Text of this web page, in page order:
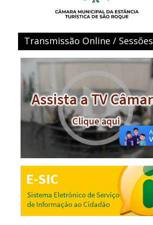
Transmissão Online / Sessões